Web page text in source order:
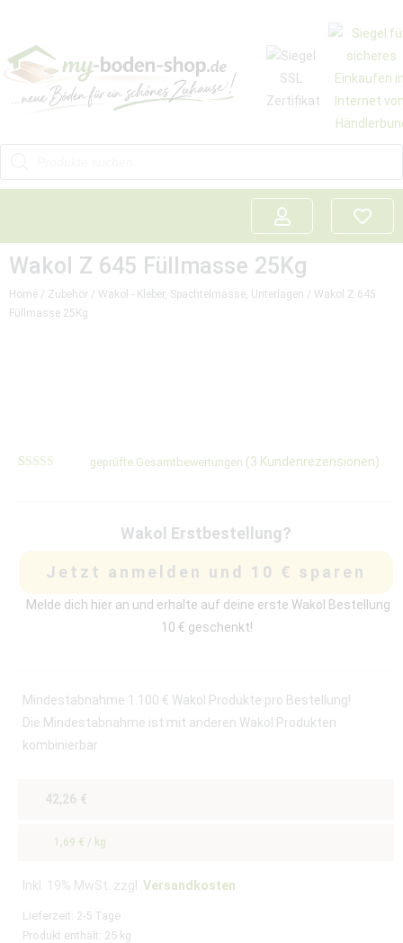
Wakol Z 645 Füllmasse 25Kg
Home / Zubehör / Wakol - Kleber, Spachtelmasse, Unterlagen / Wakol Z 645
Füllmasse 25Kg
geprüfte Gesamtbewertungen (3 Kundenrezensionen)
Wakol Erstbestellung?
Jetzt anmelden und 10 € sparen
Melde dich hier an und erhalte auf deine erste Wakol Bestellung
10 € geschenkt!
Mindestabnahme 1.100 € Wakol Produkte pro Bestellung!
Die Mindestabnahme ist mit anderen Wakol Produkten
kombinierbar
42,26 €
1,69 € / kg
Inkl. 19% MwSt. zzgl. Versandkosten
Lieferzeit: 2-5 Tage
Produkt enthält: 25 kg